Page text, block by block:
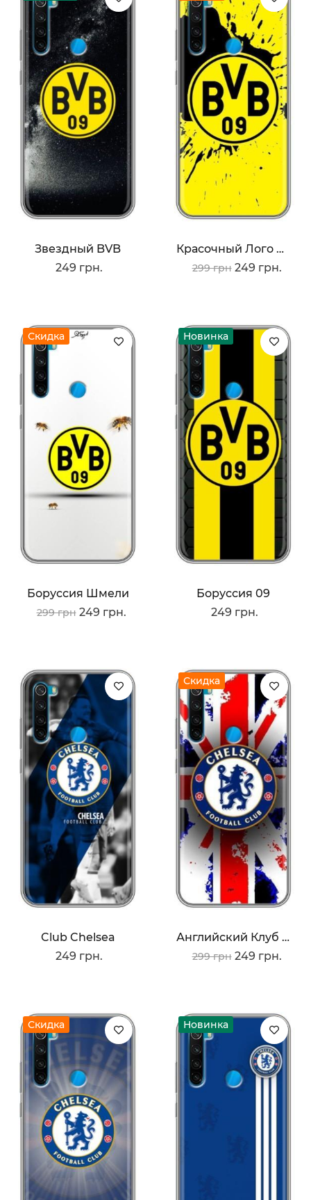
Звездный BVB
249 грн.
Красочный Лого BVB
299 грн 249 грн.
Скидка
Боруссия Шмели
299 грн 249 грн.
Новинка
Боруссия 09
249 грн.
Club Chelsea
249 грн.
Скидка
Английский Клуб Челси
299 грн 249 грн.
Скидка Новинка